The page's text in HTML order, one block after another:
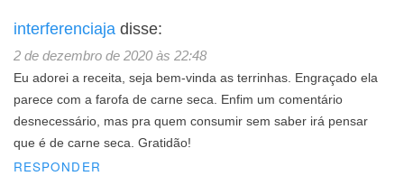
interferenciaja disse:
2 de dezembro de 2020 às 22:48
Eu adorei a receita, seja bem-vinda as terrinhas. Engraçado ela
parece com a farofa de carne seca. Enfim um comentário
desnecessário, mas pra quem consumir sem saber irá pensar
que é de carne seca. Gratidão!
RESPONDER